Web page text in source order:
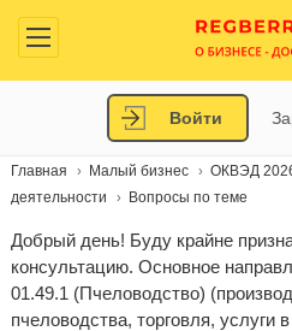
Войти
Главная Малый бизнес
ОКВЭД
деятельности
Вопросы по теме
Добрый день! Буду крайне
консультацию. Основное
01.49.1 (Пчеловодство)
пчеловодства, торговля, услуги